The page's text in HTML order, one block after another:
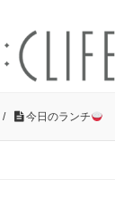
/ 今日のランチ